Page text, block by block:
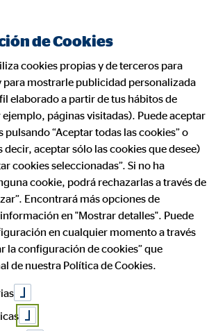
a tu
experto
de Cookies
cookies propias y de terceros para
para mostrarle publicidad personalizada
elaborado a partir de tus hábitos de
páginas visitadas). Puede aceptar
pulsando “Aceptar todas las cookies” o
aceptar sólo las cookies que desee)
cookies seleccionadas”. Si no ha
cookie, podrá rechazarlas a través de
Encontrará más opciones de
en "Mostrar detalles". Puede
en cualquier momento a través
la configuración de cookies” que
de nuestra Política de Cookies.